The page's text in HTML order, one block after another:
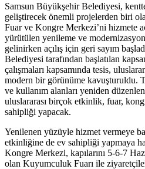
Samsun Büyükşehir Belediyesi,
geliştirecek önemli projelerden biri
Fuar ve Kongre Merkezi’ni hizmete
yürütülen yenileme ve modernizasyon
gelinirken açılış için geri sayım
Belediyesi tarafından başlatılan
çalışmaları kapsamında tesis,
modern bir görünüme kavuşturuldu.
ve kullanım alanları yeniden
uluslararası birçok etkinlik, fuar,
sahipliği yapacak.
Yenilenen yüzüyle hizmet vermeye
etkinliğine de ev sahipliği yapmaya
Kongre Merkezi, kapılarını 5-6-7
olan Kuyumculuk Fuarı ile